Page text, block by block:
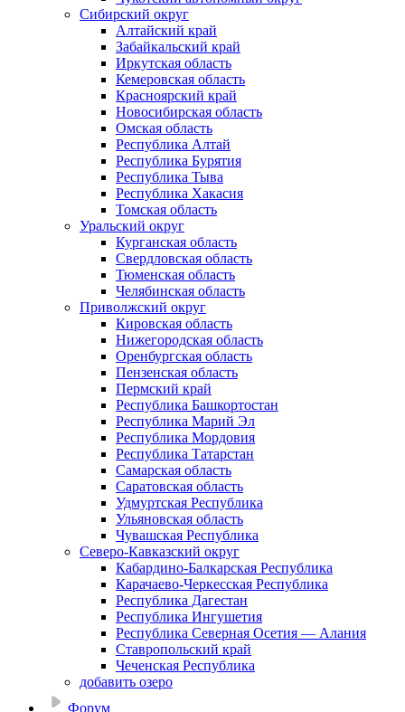
Сибирский округ
Алтайский край
Забайкальский край
Иркутская область
Кемеровская область
Красноярский край
Новосибирская область
Омская область
Республика Алтай
Республика Бурятия
Республика Тыва
Республика Хакасия
Томская область
Уральский округ
Курганская область
Свердловская область
Тюменская область
Челябинская область
Приволжский округ
Кировская область
Нижегородская область
Оренбургская область
Пензенская область
Пермский край
Республика Башкортостан
Республика Марий Эл
Республика Мордовия
Республика Татарстан
Самарская область
Саратовская область
Удмуртская Республика
Ульяновская область
Чувашская Республика
Северо-Кавказский округ
Кабардино-Балкарская Республика
Карачаево-Черкесская Республика
Республика Дагестан
Республика Ингушетия
Республика Северная Осетия — Алания
Ставропольский край
Чеченская Республика
добавить озеро
Форум